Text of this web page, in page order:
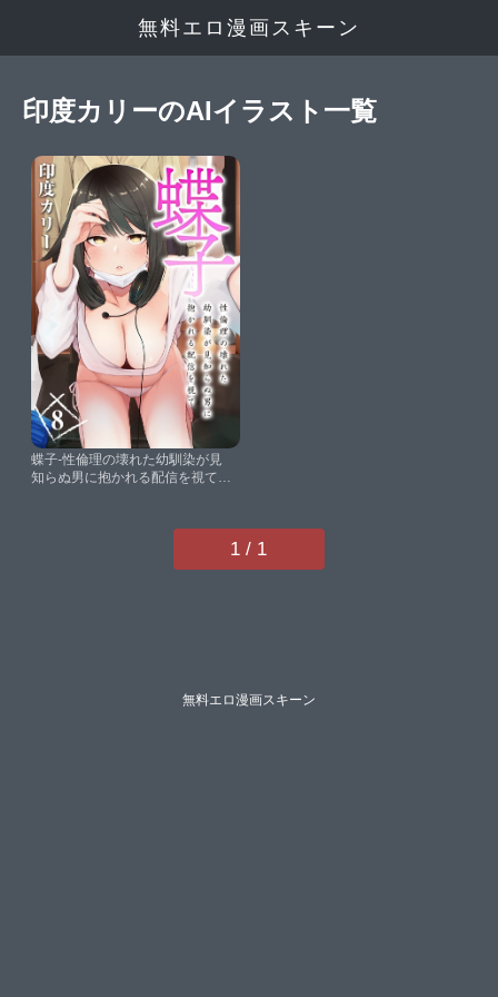
無料エロ漫画スキーン
印度カリーのAIイラスト一覧
蝶子-性倫理の壊れた幼馴染が見
知らぬ男に抱かれる配信を視て-
1 / 1
無料エロ漫画スキーン